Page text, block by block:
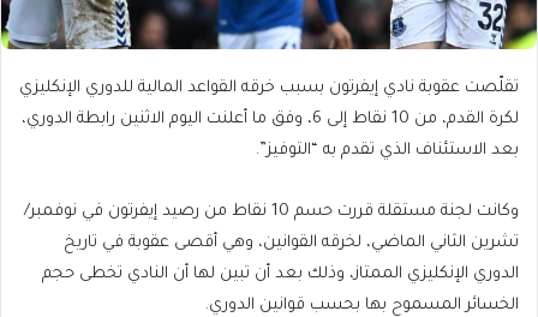
تقلّصت عقوبة نادي إيفرتون بسبب خرقه القواعد المالية للدوري الإنكليزي
لكرة القدم، من 10 نقاط إلى 6، وفق ما أعلنت اليوم الاثنين رابطة الدوري،
بعد الاستئناف الذي تقدم به “التوفيز”.
وكانت لجنة مستقلة قررت حسم 10 نقاط من رصيد إيفرتون في نوفمبر/
تشرين الثاني الماضي، لخرقه القوانين، وهي أقصى عقوبة في تاريخ
الدوري الإنكليزي الممتاز، وذلك بعد أن تبين لها أن النادي تخطى حجم
الخسائر المسموح بها بحسب قوانين الدوري.